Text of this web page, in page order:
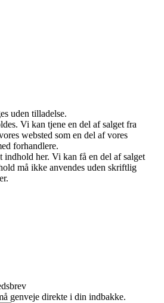
uden tilladelse.
Vi kan tjene en del af salget fra
websted som en del af vores
forhandlere.
her. Vi kan få en del af salget
må ikke anvendes uden skriftlig
genveje direkte i din indbakke.